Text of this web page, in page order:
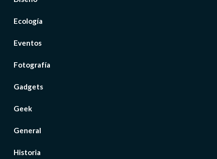
Ecología
Eventos
Fotografía
Gadgets
Geek
General
Historia